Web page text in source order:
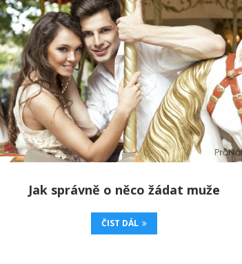
Jak správně o něco žádat muže
ČIST DÁL